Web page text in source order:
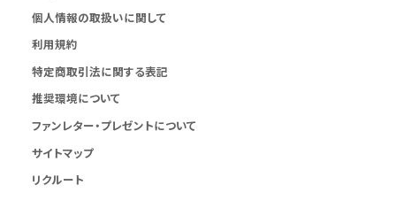
個人情報の取扱いに関して
利用規約
特定商取引法に関する表記
推奨環境について
ファンレター・プレゼントについて
サイトマップ
リクルート